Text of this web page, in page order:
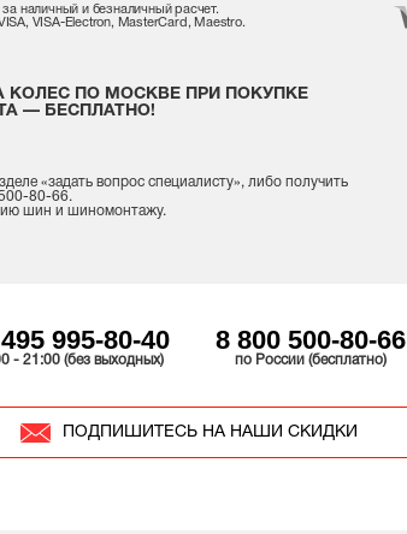
наличный и безналичный расчет.
VISA-Electron, MasterCard, Maestro.
КОЛЕС ПО МОСКВЕ ПРИ ПОКУПКЕ
— БЕСПЛАТНО!
«задать вопрос специалисту», либо получить
80-66.
шин и шиномонтажу.
995-80-40
- 21:00 (без выходных)
8 800 500-80-66
по России (бесплатно)
ПОДПИШИТЕСЬ НА НАШИ СКИДКИ